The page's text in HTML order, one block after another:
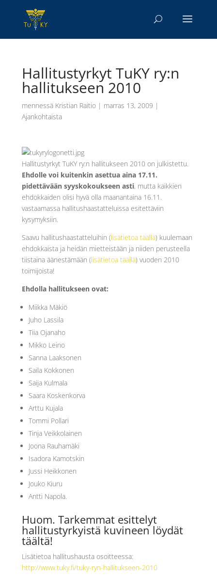
Hallitustyrkyt TuKY ry:n
hallitukseen 2010
mennessä Kristian Raitio| marras 13, 2009 |
Ajankohtaista
Hallitustyrkyt TuKY ry:n hallitukseen 2010 on julkistettu.
Ehdolle voi kuitenkin asettua aina 17.11.
pidettävään syyskokoukseen asti, mutta kaikkien
ehdokkaiden olisi hyvä olla maanantaina 16.11.
vastaamassa hallitushaastatteluissa esitettäviin
kysymyksiin.
Saavu hallitushaastatteluihin (lisätietoa täällä) kuulemaan
ehdokkaista ja heidän mietteistään ja niiden perusteella
tiistaina äänestämään (lisätietoa täällä) vuoden 2010
toimijoista!
Ehdolla hallitukseen ovat:
Miikka Mäkiö
Juho Lassila
Tiia Ojanaho
Mikko Leino
Sanna Laaksonen
Saila Kokkonen
Saija Kulmala
Saara Koskenkorva
Arttu Kujala
Tommi Pollari
Tinja Veikkolainen
Joona Rauhamäki
Isadora Kamotskin
Jussi Heikkonen
Jouko Kiuru
Antti Napola.
Huom. Tarkemmat esittelyt
hallitustyrkyistä kuvineen löydät
täältä!
Lisätietoa hallitushausta osoitteessa:
http://www.tuky.fi/tuky-ryn-hallitukseen-2010